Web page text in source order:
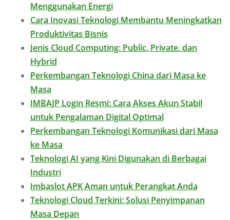
Menggunakan Energi
Cara Inovasi Teknologi Membantu Meningkatkan
Produktivitas Bisnis
Jenis Cloud Computing: Public, Private, dan
Hybrid
Perkembangan Teknologi China dari Masa ke
Masa
IMBAJP Login Resmi: Cara Akses Akun Stabil
untuk Pengalaman Digital Optimal
Perkembangan Teknologi Komunikasi dari Masa
ke Masa
Teknologi AI yang Kini Digunakan di Berbagai
Industri
Imbaslot APK Aman untuk Perangkat Anda
Teknologi Cloud Terkini: Solusi Penyimpanan
Masa Depan